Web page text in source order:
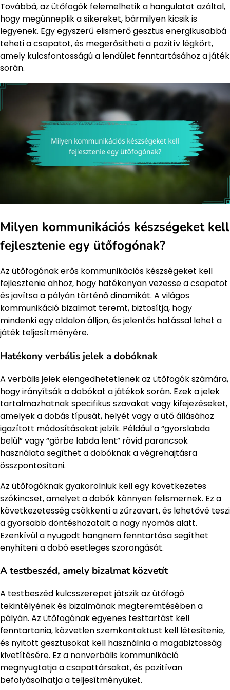
Továbbá, az ütőfogók felemelhetik a hangulatot azáltal,
hogy megünneplik a sikereket, bármilyen kicsik is
legyenek. Egy egyszerű elismerő gesztus energikusabbá
teheti a csapatot, és megerősítheti a pozitív légkört,
amely kulcsfontosságú a lendület fenntartásához a játék
során.
Milyen kommunikációs készségeket kell
fejlesztenie egy ütőfogónak?
Az ütőfogónak erős kommunikációs készségeket kell
fejlesztenie ahhoz, hogy hatékonyan vezesse a csapatot
és javítsa a pályán történő dinamikát. A világos
kommunikáció bizalmat teremt, biztosítja, hogy
mindenki egy oldalon álljon, és jelentős hatással lehet a
játék teljesítményére.
Hatékony verbális jelek a dobóknak
A verbális jelek elengedhetetlenek az ütőfogók számára,
hogy irányítsák a dobókat a játékok során. Ezek a jelek
tartalmazhatnak specifikus szavakat vagy kifejezéseket,
amelyek a dobás típusát, helyét vagy a ütő állásához
igazított módosításokat jelzik. Például a “gyorslabda
belül” vagy “görbe labda lent” rövid parancsok
használata segíthet a dobóknak a végrehajtásra
összpontosítani.
Az ütőfogóknak gyakorolniuk kell egy következetes
szókincset, amelyet a dobók könnyen felismernek. Ez a
következetesség csökkenti a zűrzavart, és lehetővé teszi
a gyorsabb döntéshozatalt a nagy nyomás alatt.
Ezenkívül a nyugodt hangnem fenntartása segíthet
enyhíteni a dobó esetleges szorongását.
A testbeszéd, amely bizalmat közvetít
A testbeszéd kulcsszerepet játszik az ütőfogó
tekintélyének és bizalmának megteremtésében a
pályán. Az ütőfogónak egyenes testtartást kell
fenntartania, közvetlen szemkontaktust kell létesítenie,
és nyitott gesztusokat kell használnia a magabiztosság
kivetítésére. Ez a nonverbális kommunikáció
megnyugtatja a csapattársakat, és pozitívan
befolyásolhatja a teljesítményüket.